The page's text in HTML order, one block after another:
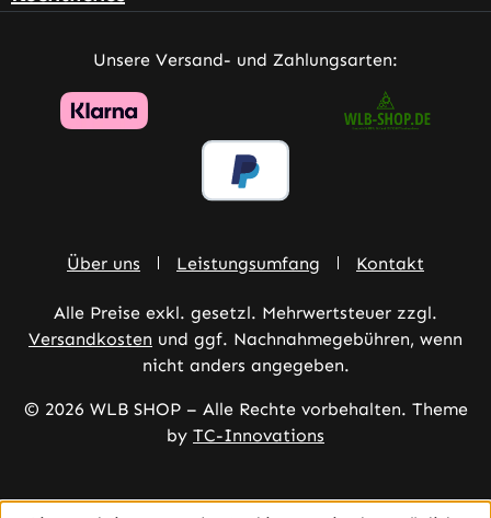
Unsere Versand- und Zahlungsarten:
Über uns Leistungsumfang Kontakt
Alle Preise exkl. gesetzl. Mehrwertsteuer zzgl.
Versandkosten und ggf. Nachnahmegebühren, wenn
nicht anders angegeben.
© 2026 WLB SHOP – Alle Rechte vorbehalten. Theme
by TC-Innovations